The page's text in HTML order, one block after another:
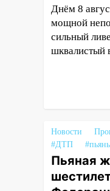
14:26
не
ломать
14:14
видом
14:12
Днём 8
мощной
сильный
шквалистый
Новости
#ДТП
Пьяная